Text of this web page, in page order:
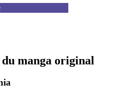
manga original